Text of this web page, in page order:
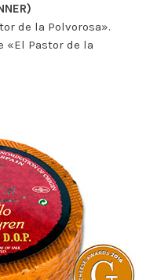
de la Polvorosa».
«El Pastor de la